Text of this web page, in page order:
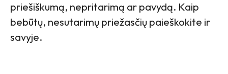
priešiškumą, nepritarimą ar pavydą. Kaip
bebūtų, nesutarimų priežasčių paieškokite ir
savyje.